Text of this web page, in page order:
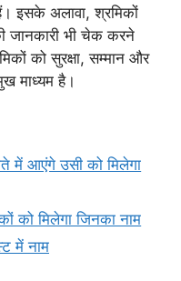
इसके अलावा, श्रमिकों
जानकारी भी चेक करने
को सुरक्षा, सम्मान और
माध्यम है।
में आएंगे उसी को मिलेगा
को मिलेगा जिनका नाम
में नाम